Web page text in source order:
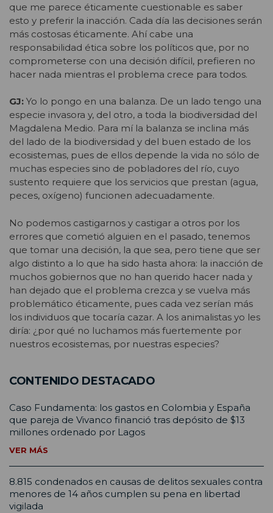
que me parece éticamente cuestionable es saber
esto y preferir la inacción. Cada día las decisiones serán
más costosas éticamente. Ahí cabe una
responsabilidad ética sobre los políticos que, por no
comprometerse con una decisión difícil, prefieren no
hacer nada mientras el problema crece para todos.
GJ: Yo lo pongo en una balanza. De un lado tengo una
especie invasora y, del otro, a toda la biodiversidad del
Magdalena Medio. Para mí la balanza se inclina más
del lado de la biodiversidad y del buen estado de los
ecosistemas, pues de ellos depende la vida no sólo de
muchas especies sino de pobladores del río, cuyo
sustento requiere que los servicios que prestan (agua,
peces, oxígeno) funcionen adecuadamente.
No podemos castigarnos y castigar a otros por los
errores que cometió alguien en el pasado, tenemos
que tomar una decisión, la que sea, pero tiene que ser
algo distinto a lo que ha sido hasta ahora: la inacción de
muchos gobiernos que no han querido hacer nada y
han dejado que el problema crezca y se vuelva más
problemático éticamente, pues cada vez serían más
los individuos que tocaría cazar. A los animalistas yo les
diría: ¿por qué no luchamos más fuertemente por
nuestros ecosistemas, por nuestras especies?
CONTENIDO DESTACADO
Caso Fundamenta: los gastos en Colombia y España
que pareja de Vivanco financió tras depósito de $13
millones ordenado por Lagos
VER MÁS
8.815 condenados en causas de delitos sexuales contra
menores de 14 años cumplen su pena en libertad
vigilada